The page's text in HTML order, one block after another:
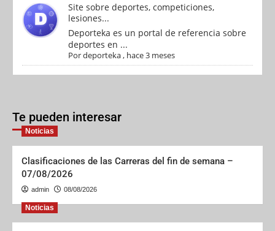
Site sobre deportes, competiciones,
lesiones...
Deporteka es un portal de referencia sobre
deportes en ...
Pordeporteka , hace 3 meses
Te pueden interesar
Noticias
Clasificaciones de las Carreras del fin de semana –
07/08/2026
admin 08/08/2026
Noticias